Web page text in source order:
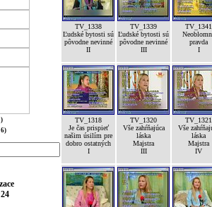
TV_1338
Ľudské bytosti sú
pôvodne nevinné
II
TV_1339
Ľudské bytosti sú
pôvodne nevinné
III
TV_1341
pravda
I
TV_1318
Je čas prispieť
našim úsilím pre
dobro ostatných
I
TV_1320
Vše zahŕňajúca
láska
Majstra
III
TV_1321
Vše
láska
Majstra
IV